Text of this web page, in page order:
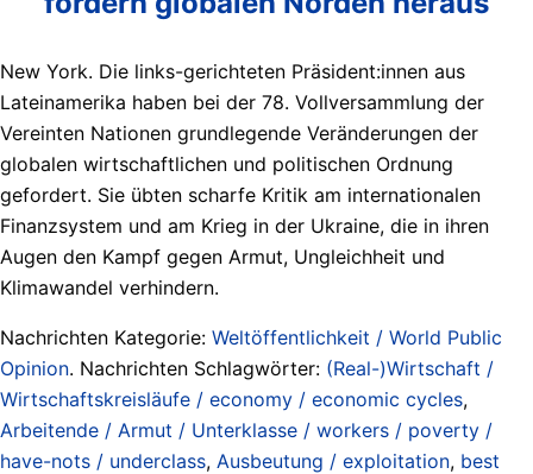
New York. Die links-gerichteten Präsident:innen aus
Lateinamerika haben bei der 78. Vollversammlung der
Vereinten Nationen grundlegende Veränderungen der
globalen wirtschaftlichen und politischen Ordnung
gefordert. Sie übten scharfe Kritik am internationalen
Finanzsystem und am Krieg in der Ukraine, die in ihren
Augen den Kampf gegen Armut, Ungleichheit und
Klimawandel verhindern.
Nachrichten Kategorie: Weltöffentlichkeit / World Public
Opinion. Nachrichten Schlagwörter: (Real-)Wirtschaft /
Wirtschaftskreisläufe / economy / economic cycles,
Arbeitende / Armut / Unterklasse / workers / poverty /
have-nots / underclass, Ausbeutung / exploitation, best